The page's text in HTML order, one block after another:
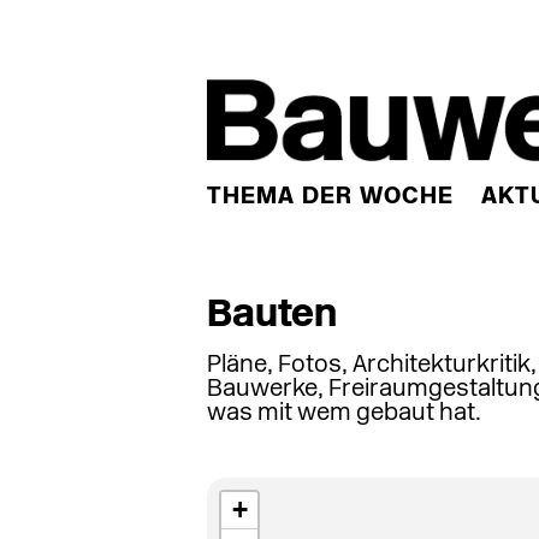
THEMA DER WOCHE
Bauten
Pläne, Fotos,
Bauwerke,
was mit wem gebaut hat.
+